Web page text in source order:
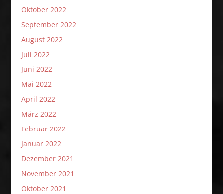
Oktober 2022
September 2022
August 2022
Juli 2022
Juni 2022
Mai 2022
April 2022
März 2022
Februar 2022
Januar 2022
Dezember 2021
November 2021
Oktober 2021